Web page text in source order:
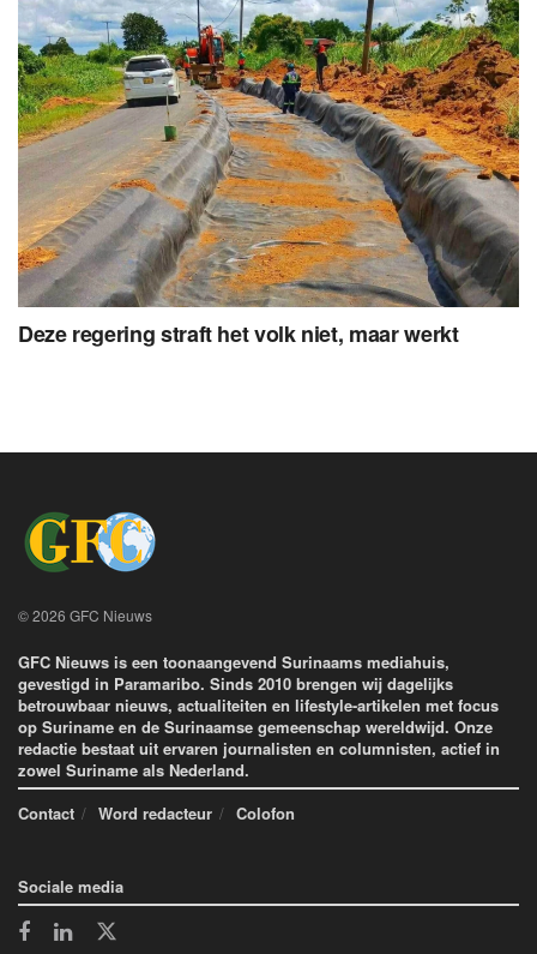
Deze regering straft het volk niet, maar werkt
© 2026 GFC Nieuws
GFC Nieuws is een toonaangevend Surinaams mediahuis,
gevestigd in Paramaribo. Sinds 2010 brengen wij dagelijks
betrouwbaar nieuws, actualiteiten en lifestyle-artikelen met focus
op Suriname en de Surinaamse gemeenschap wereldwijd. Onze
redactie bestaat uit ervaren journalisten en columnisten, actief in
zowel Suriname als Nederland.
Contact
Word redacteur Colofon
Sociale media